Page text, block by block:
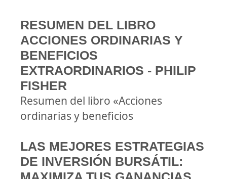
RESUMEN DEL LIBRO
ACCIONES ORDINARIAS Y
BENEFICIOS
EXTRAORDINARIOS - PHILIP
FISHER
Resumen del libro «Acciones
ordinarias y beneficios
LAS MEJORES ESTRATEGIAS
DE INVERSIÓN BURSÁTIL: